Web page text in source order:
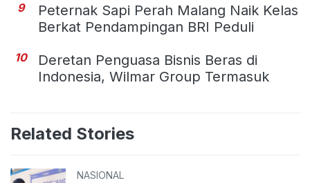
9
Peternak Sapi Perah Malang Naik Kelas
Berkat Pendampingan BRI Peduli
10
Deretan Penguasa Bisnis Beras di
Indonesia, Wilmar Group Termasuk
Related Stories
NASIONAL